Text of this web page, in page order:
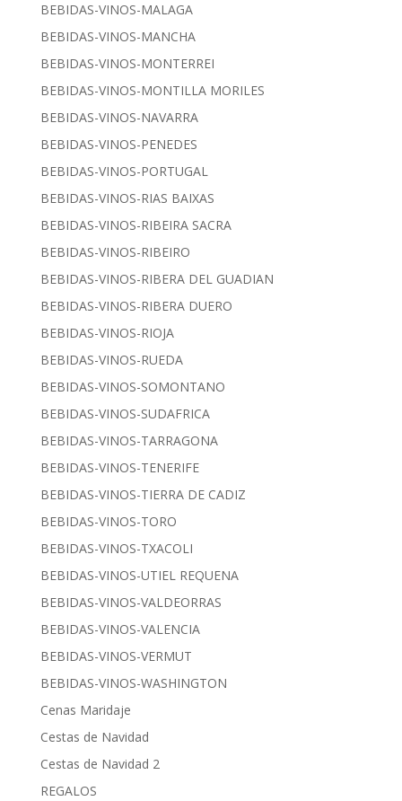
BEBIDAS-VINOS-MALAGA
BEBIDAS-VINOS-MANCHA
BEBIDAS-VINOS-MONTERREI
BEBIDAS-VINOS-MONTILLA MORILES
BEBIDAS-VINOS-NAVARRA
BEBIDAS-VINOS-PENEDES
BEBIDAS-VINOS-PORTUGAL
BEBIDAS-VINOS-RIAS BAIXAS
BEBIDAS-VINOS-RIBEIRA SACRA
BEBIDAS-VINOS-RIBEIRO
BEBIDAS-VINOS-RIBERA DEL GUADIAN
BEBIDAS-VINOS-RIBERA DUERO
BEBIDAS-VINOS-RIOJA
BEBIDAS-VINOS-RUEDA
BEBIDAS-VINOS-SOMONTANO
BEBIDAS-VINOS-SUDAFRICA
BEBIDAS-VINOS-TARRAGONA
BEBIDAS-VINOS-TENERIFE
BEBIDAS-VINOS-TIERRA DE CADIZ
BEBIDAS-VINOS-TORO
BEBIDAS-VINOS-TXACOLI
BEBIDAS-VINOS-UTIEL REQUENA
BEBIDAS-VINOS-VALDEORRAS
BEBIDAS-VINOS-VALENCIA
BEBIDAS-VINOS-VERMUT
BEBIDAS-VINOS-WASHINGTON
Cenas Maridaje
Cestas de Navidad
Cestas de Navidad 2
REGALOS